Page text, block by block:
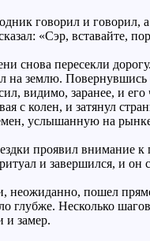
говорил и говорил,
«Сэр, вставайте,
снова пересекли
на землю.
видимо, заранее, и
с колен, и затянул
услышанную на
проявил внимание
и завершился, и он
неожиданно, пошел
глубже. Несколько
и замер.